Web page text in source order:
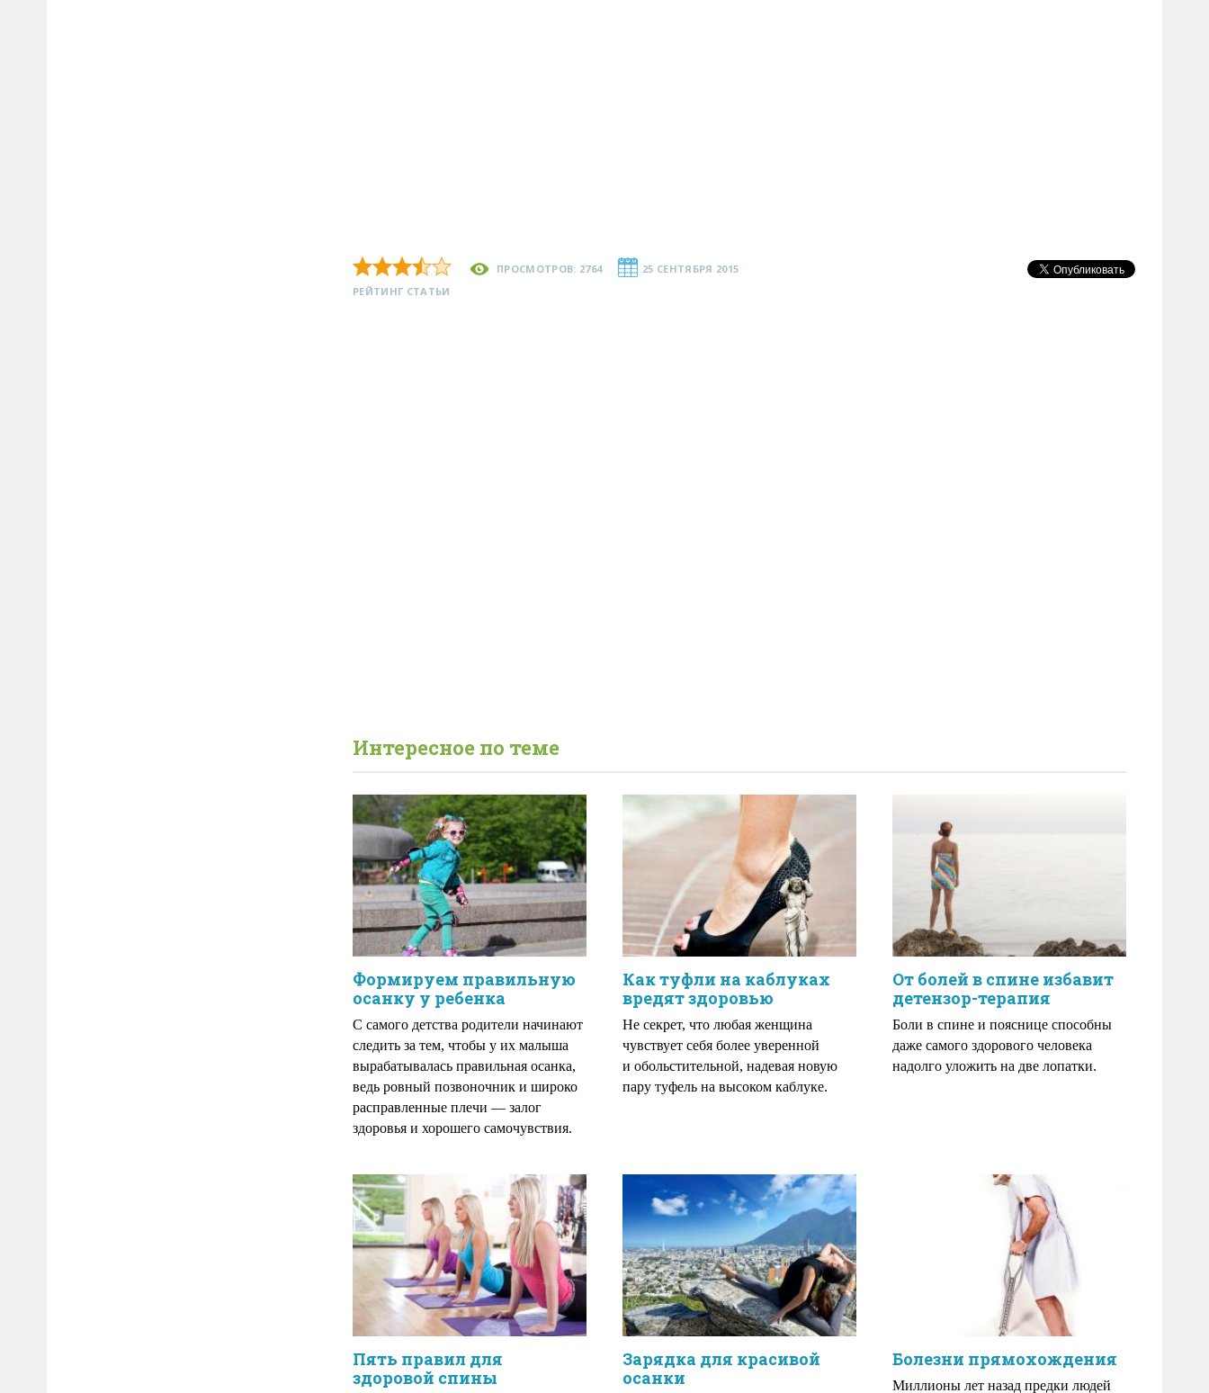
РЕЙТИНГ СТАТЬИ
ПРОСМОТРОВ: 2764 25 СЕНТЯБРЯ 2015
Интересное по теме
Формируем правильную
осанку у ребенка
С самого детства родители начинают
следить за тем, чтобы у их малыша
вырабатывалась правильная осанка,
ведь ровный позвоночник и широко
расправленные плечи — залог
здоровья и хорошего самочувствия.
Как туфли на каблуках
вредят здоровью
Не секрет, что любая женщина
чувствует себя более уверенной
и обольстительной, надевая новую
пару туфель на высоком каблуке.
От болей в спине избавит
детензор-терапия
Боли в спине и пояснице способны
даже самого здорового человека
надолго уложить на две лопатки.
Пять правил для
здоровой спины
Зарядка для красивой
осанки
Болезни прямохождения
Миллионы лет назад предки людей